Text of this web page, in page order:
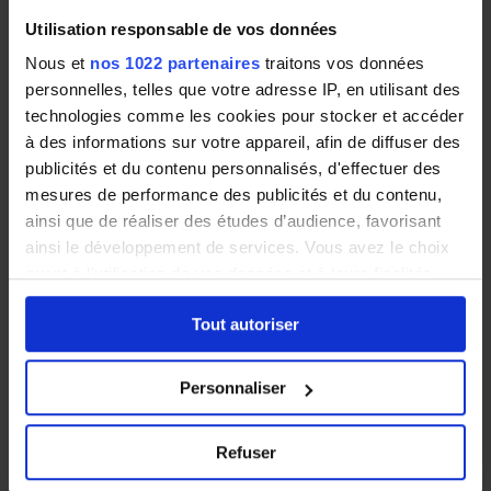
Utilisation responsable de vos données
Nous et nos 1022 partenaires traitons vos données
personnelles, telles que votre adresse IP, en utilisant des
technologies comme les cookies pour stocker et accéder
à des informations sur votre appareil, afin de diffuser des
publicités et du contenu personnalisés, d'effectuer des
mesures de performance des publicités et du contenu,
ainsi que de réaliser des études d’audience, favorisant
ainsi le développement de services. Vous avez le choix
Vous pouvez modifier ou retirer votre consentement à
tout moment en consultant la Déclaration relative aux
cookies ou en cliquant sur l'icône de confidentialité.
géographique qui peuvent être précises à plusieurs
Tout autoriser
Personnaliser
Refuser
Proche du14e arrondissementde Paris, Montrouge
est une commune convoitée sur le marché de
l’immobilier francilien et de nombreux Français à
la recherche d’un équilibre entre vie
professionnelle et vie personnelle font le choix de
s’y installer.
Montrouge est une ville appréciée des familles et
tranquilles et ses multiples espaces verts. Les
différentes lignes de transports en commun
disponibles (métro, bus) permettent de facilement
se déplacer et de rejoindre la capitale ainsi que les
communes aux alentours.